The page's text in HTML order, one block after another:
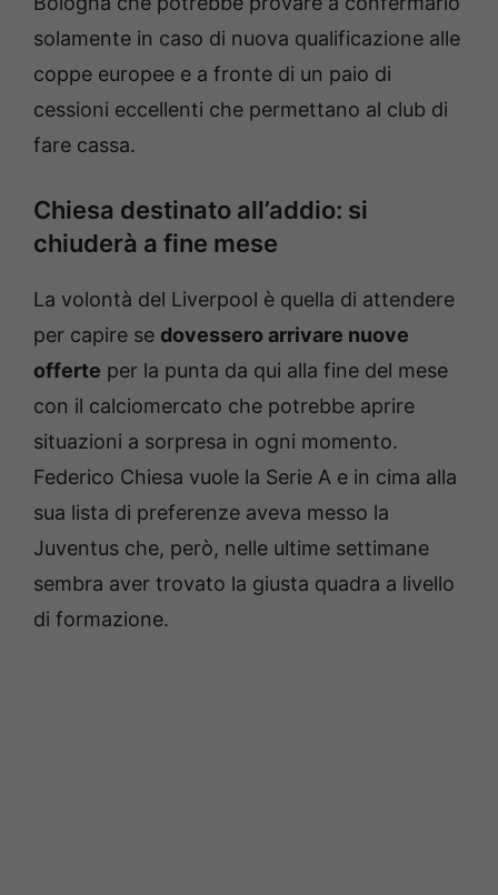
solamente in caso di nuova qualificazione alle
coppe europee e a fronte di un paio di
cessioni eccellenti che permettano al club di
fare cassa.
Chiesa destinato all’addio: si
chiuderà a fine mese
La volontà del Liverpool è quella di attendere
per capire se dovessero arrivare nuove
offerte per la punta da qui alla fine del mese
con il calciomercato che potrebbe aprire
situazioni a sorpresa in ogni momento.
Federico Chiesa vuole la Serie A e in cima alla
sua lista di preferenze aveva messo la
Juventus che, però, nelle ultime settimane
sembra aver trovato la giusta quadra a livello
di formazione.